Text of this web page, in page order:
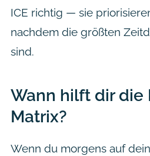
ICE richtig — sie
nachdem die größten
sind.
Wann hilft dir die
Matrix?
Wenn du morgens auf